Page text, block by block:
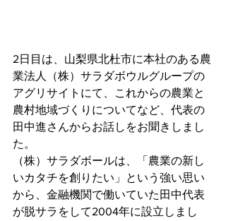
2日目は、山梨県北杜市に本社のある農
業法人（株）サラダボウルグループの
アグリサイトにて、これからの農業と
農村地域づくりについてなど、代表の
田中進さんからお話しをお聞きしまし
た。
（株）サラダボールは、「農業の新し
いカタチを創りたい」という強い思い
から、金融機関で働いていた田中代表
が脱サラをして2004年に設立しまし